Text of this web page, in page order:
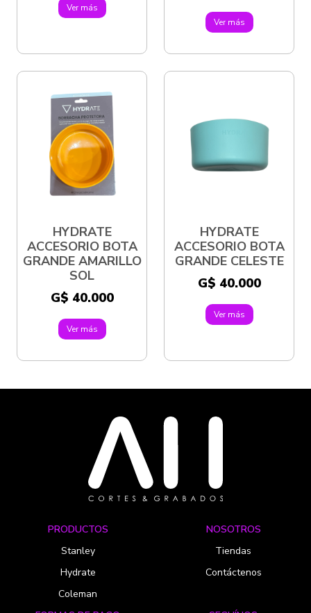
Ver más
Ver más
HYDRATE
ACCESORIO BOTA
GRANDE AMARILLO
SOL
G$ 40.000
Ver más
HYDRATE
ACCESORIO BOTA
GRANDE CELESTE
G$ 40.000
Ver más
PRODUCTOS
Stanley
Hydrate
Coleman
NOSOTROS
Tiendas
Contáctenos